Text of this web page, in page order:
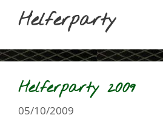
Helferparty
Helferparty 2009
05/10/2009